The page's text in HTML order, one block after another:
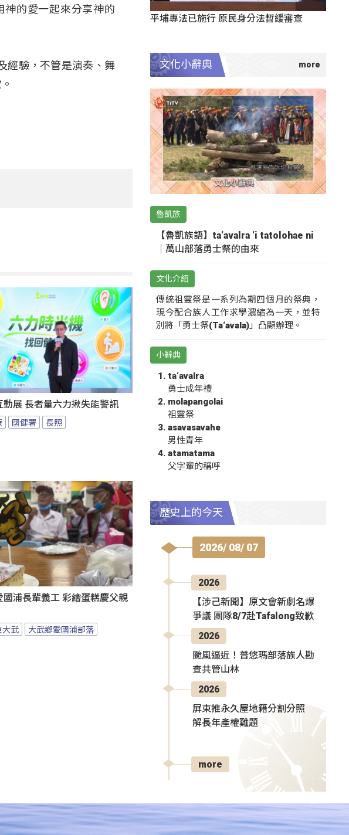
神的愛一起來分享神的
經驗，不管是演奏、舞
動展 長者量六力揪失能警訊
國健署 長照
國浦長輩義工 彩繪蛋糕慶父親
大武
大武鄉愛國浦部落
平埔專法已施行 原民身分法暫緩審查
文化小辭典
魯凱族
【魯凱族語】ta‘avalra ‘i tatolohae ni
｜萬山部落勇士祭的由來
文化介紹
傳統祖靈祭是一系列為期四個月的祭典，
現今配合族人工作求學濃縮為一天，並特
別將「勇士祭(Ta‘avala)」凸顯辦理。
小辭典
ta‘avalra
勇士成年禮
molapangolai
祖靈祭
asavasavahe
男性青年
atamatama
父字輩的稱呼
歷史上的今天
2026/ 08/ 07
2026
【涉己新聞】原文會新劇名爆
爭議 團隊8/7赴Tafalong致歉
2026
颱風逼近！普悠瑪部落族人勘
查共管山林
2026
屏東推永久屋地籍分割分照
解長年產權難題
more